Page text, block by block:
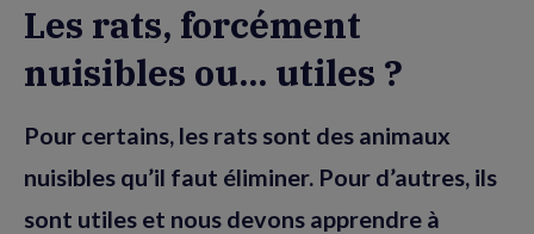
Les rats, forcément
nuisibles ou... utiles ?
Pour certains, les rats sont des animaux
nuisibles qu’il faut éliminer. Pour d’autres, ils
sont utiles et nous devons apprendre à